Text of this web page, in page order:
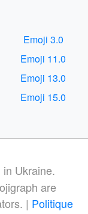
Emoji 3.0
Emoji 11.0
Emoji 13.0
Emoji 15.0
Ukraine.
are
| Politique